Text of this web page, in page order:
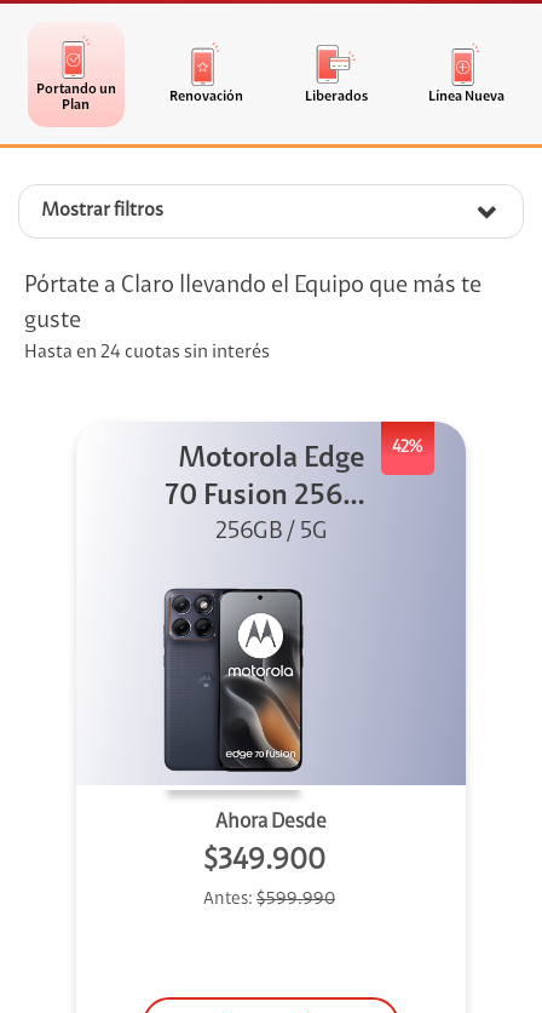
Portando un
Plan
Renovación Liberados Línea Nueva
Mostrar filtros
Pórtate a Claro llevando el Equipo que más te
guste
Hasta en 24 cuotas sin interés
42%
Motorola Edge
70 Fusion 256GB
Azul
256GB / 5G
Ahora Desde
$349.900
Antes: $599.990